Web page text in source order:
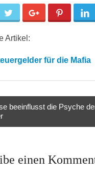
Twitter Google+ Pinterest
Artikel:
für die Mafia
beeinflusst die Psyche
einen